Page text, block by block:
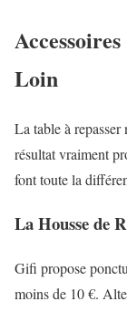
Loin
La table à repasser
résultat vraiment
font toute la
La Housse de
Gifi propose
moins de 10 €.